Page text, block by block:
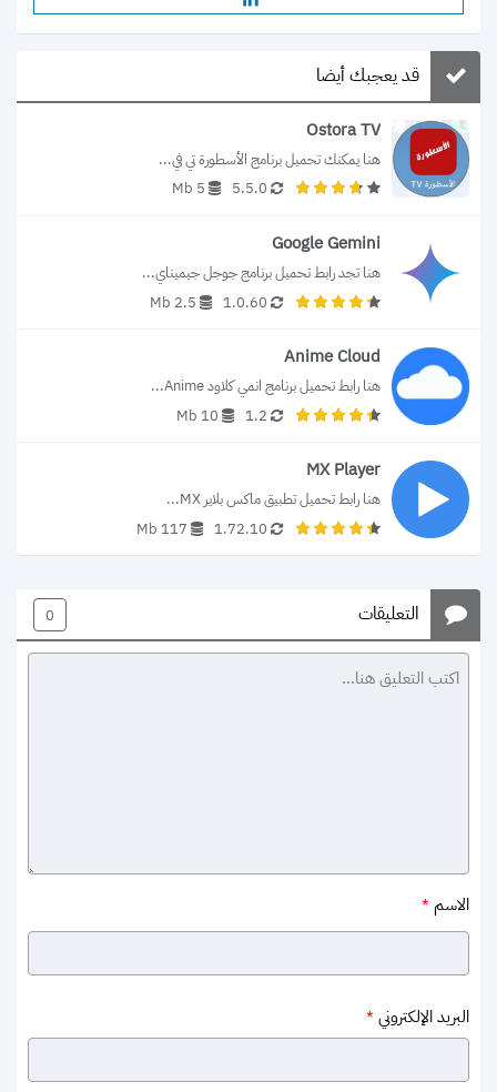
قد يعجبك أيضا
Ostora TV
هنا يمكنك تحميل برنامج الأسطورة تي في...
5.5.0
5 Mb
Google Gemini
هنا تجد رابط تحميل برنامج جوجل جيميناي...
1.0.60
2.5 Mb
Anime Cloud
هنا رابط تحميل برنامج انمي كلاود Anime...
1.2
10 Mb
MX Player
هنا رابط تحميل تطبيق ماكس بلاير MX...
1.72.10
117 Mb
التعليقات 0
الاسم *
البريد الإلكتروني *